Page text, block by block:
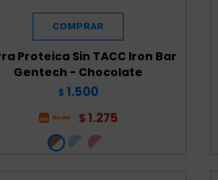
Proteica Sin TACC Iron Bar
Gentech - Chocolate
$ 1.500
$ 1.275